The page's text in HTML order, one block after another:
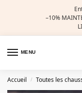
–10%
MENU
Accueil / Toutes les